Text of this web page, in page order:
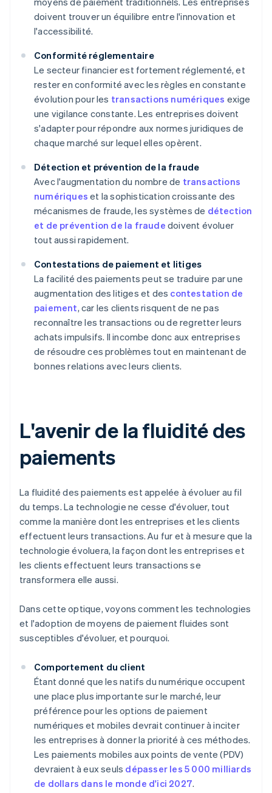
doivent trouver un équilibre entre l'innovation et
l'accessibilité.
Conformité réglementaire
Le secteur financier est fortement réglementé, et
rester en conformité avec les règles en constante
évolution pour les transactions numériques exige
une vigilance constante. Les entreprises doivent
s'adapter pour répondre aux normes juridiques de
chaque marché sur lequel elles opèrent.
Détection et prévention de la fraude
Avec l'augmentation du nombre de transactions
numériques et la sophistication croissante des
mécanismes de fraude, les systèmes de détection
et de prévention de la fraude doivent évoluer
tout aussi rapidement.
Contestations de paiement et litiges
La facilité des paiements peut se traduire par une
augmentation des litiges et des contestation de
paiement, car les clients risquent de ne pas
reconnaître les transactions ou de regretter leurs
achats impulsifs. Il incombe donc aux entreprises
de résoudre ces problèmes tout en maintenant de
bonnes relations avec leurs clients.
L'avenir de la fluidité des
paiements
La fluidité des paiements est appelée à évoluer au fil
du temps. La technologie ne cesse d'évoluer, tout
comme la manière dont les entreprises et les clients
effectuent leurs transactions. Au fur et à mesure que la
technologie évoluera, la façon dont les entreprises et
les clients effectuent leurs transactions se
transformera elle aussi.
Dans cette optique, voyons comment les technologies
et l'adoption de moyens de paiement fluides sont
susceptibles d'évoluer, et pourquoi.
Comportement du client
Étant donné que les natifs du numérique occupent
une place plus importante sur le marché, leur
préférence pour les options de paiement
numériques et mobiles devrait continuer à inciter
les entreprises à donner la priorité à ces méthodes.
Les paiements mobiles aux points de vente (PDV)
devraient à eux seuls dépasser les 5 000 milliards
de dollars dans le monde d'ici 2027.